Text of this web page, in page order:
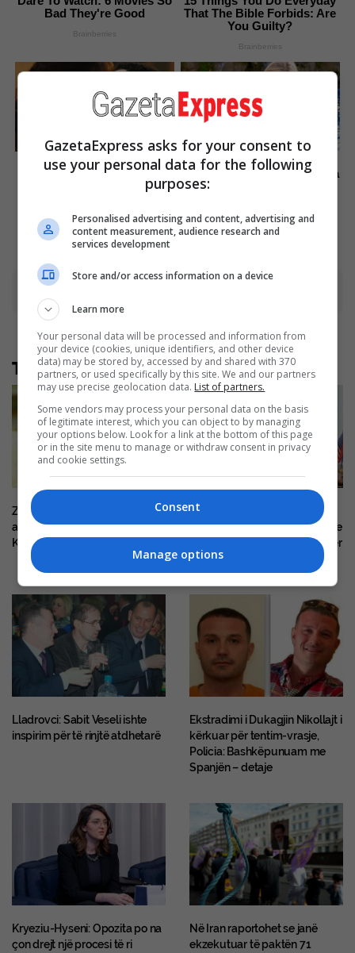
Bad They're Good
Brainberries
That The Bible Forbids: Are
You Guilty?
Brainberries
To Steamy To Stream? Not
For The Bridgertons! 9
Remember Them? These
'90s Couples Defined An Era
—See The Complete List
Të tjera nga rubrika
Zelensky shkarkon
ambasadorët në Shqipëri,
Kroaci dhe Mal të Zi
Deda: Nuk është normal
vazhdimi i gjenerimit të krizave
politike, askush nuk ja u ka për
borxh këtë fundosje të
Kosovës
Lladrovci: Sabit Veseli ishte
inspirim për të rinjtë atdhetarë
Ekstradimi i Dukagjin Nikollajt i
kërkuar për tentim-vrasje,
Policia: Bashkëpunuam me
Spanjën – detaje
Kryeziu-Hyseni: Opozita po na
çon drejt një procesi të ri
Në Iran raportohet se janë
ekzekutuar të paktën 71
GazetaExpress asks for your consent to
use your personal data for the following
purposes:
Personalised advertising and content, advertising and
content measurement, audience research and
services development
Store and/or access information on a device
Learn more
Your personal data will be processed and information from
your device (cookies, unique identifiers, and other device
data) may be stored by, accessed by and shared with 370
partners, or used specifically by this site. We and our partners
may use precise geolocation data. List of partners.
Some vendors may process your personal data on the basis
of legitimate interest, which you can object to by managing
your options below. Look for a link at the bottom of this page
or in the site menu to manage or withdraw consent in privacy
and cookie settings.
Consent
Manage options